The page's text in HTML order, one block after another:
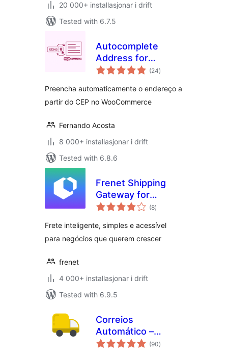
20 000+ installasjonar i drift
Tested with 6.7.5
Autocomplete
Address for
WooCommerce
(24vurderingar
i)
Preencha automaticamente o endereço a
partir do CEP no WooCommerce
Fernando Acosta
8 000+ installasjonar i drift
Tested with 6.8.6
Frenet Shipping
Gateway for
WooCommerce –
e Rastreio
(8vurderingar
i)
Frete inteligente, simples e acessível
para negócios que querem crescer
frenet
4 000+ installasjonar i drift
Tested with 6.9.5
Correios
Automático –
Rastreio, Frete,
(90vurderingar
i)